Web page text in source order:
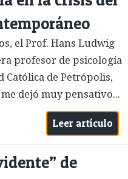
el Prof. Hans Ludwig
profesor de psicología
Católica de Petrópolis,
dejó muy pensativo...
Leer artículo
de